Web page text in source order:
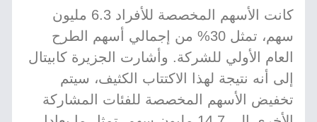
كانت الأسهم المخصصة للأفراد 6.3 مليون
سهم، تمثل 30% من إجمالي أسهم الطرح
العام الأولي للشركة. وأشارت الجزيرة كابيتال
إلى أنه نتيجة لهذا الاكتتاب الكثيف، سيتم
تخفيض الأسهم المخصصة للفئات المشاركة